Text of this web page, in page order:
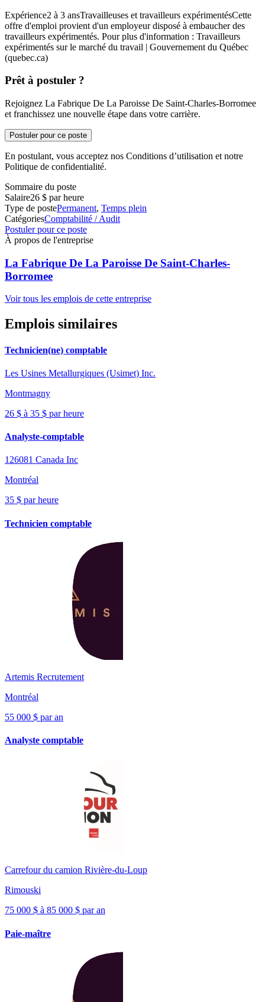
Expérience2 à 3 ansTravailleuses et travailleurs expérimentésCette
offre d'emploi provient d'un employeur disposé à embaucher des
travailleurs expérimentés. Pour plus d'information : Travailleurs
expérimentés sur le marché du travail | Gouvernement du Québec
(quebec.ca)
Prêt à postuler ?
Rejoignez La Fabrique De La Paroisse De Saint-Charles-Borromee
et franchissez une nouvelle étape dans votre carrière.
Postuler pour ce poste
En postulant, vous acceptez nos Conditions d’utilisation et notre
Politique de confidentialité.
Sommaire du poste
Salaire26 $ par heure
Type de postePermanent, Temps plein
CatégoriesComptabilité / Audit
Postuler pour ce poste
À propos de l'entreprise
La Fabrique De La Paroisse De Saint-Charles-
Borromee
Voir tous les emplois de cette entreprise
Emplois similaires
Technicien(ne) comptable
Les Usines Metallurgiques (Usimet) Inc.
Montmagny
26 $ à 35 $ par heure
Analyste-comptable
126081 Canada Inc
Montréal
35 $ par heure
Technicien comptable
Artemis Recrutement
Montréal
55 000 $ par an
Analyste comptable
Carrefour du camion Rivière-du-Loup
Rimouski
75 000 $ à 85 000 $ par an
Paie-maître